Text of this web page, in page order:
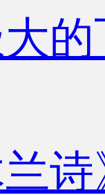
的
》